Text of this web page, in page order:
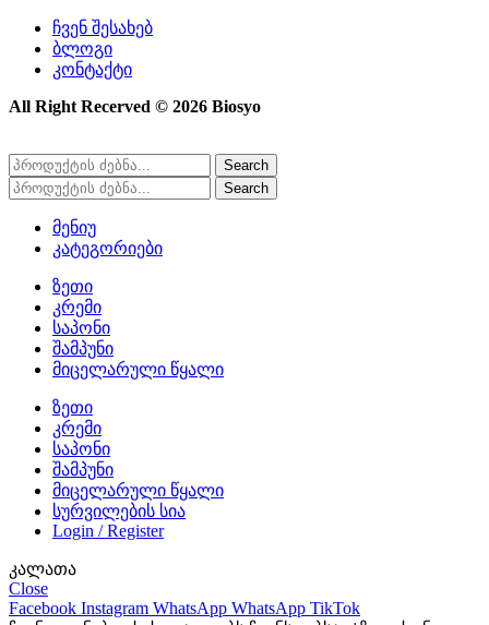
ჩვენ შესახებ
ბლოგი
კონტაქტი
All Right Recerved © 2026 Biosyo
Search
Search
მენიუ
კატეგორიები
ზეთი
კრემი
საპონი
შამპუნი
მიცელარული წყალი
ზეთი
კრემი
საპონი
შამპუნი
მიცელარული წყალი
სურვილების სია
Login / Register
კალათა
Close
Facebook Instagram WhatsApp WhatsApp TikTok